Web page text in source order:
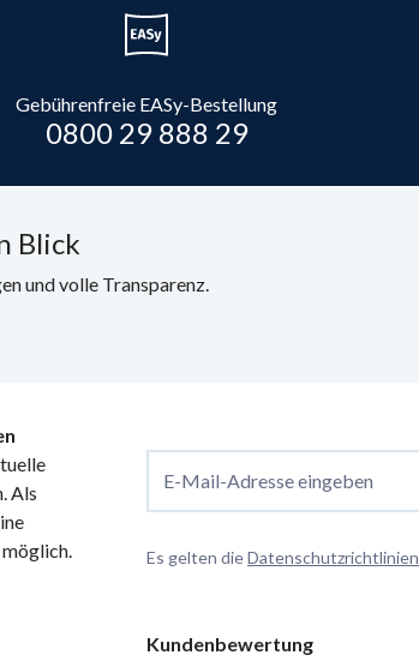
Gebührenfreie EASy-Bestellung
0800 29 888 29
Blick
und volle Transparenz.
Als
E-Mail-Adresse eingeben
Es gelten dieDatenschutzrichtlinien
Kundenbewertung